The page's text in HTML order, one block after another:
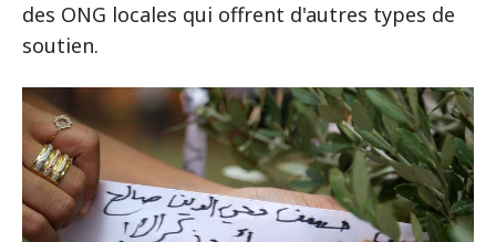
des ONG locales qui offrent d'autres types de
soutien.